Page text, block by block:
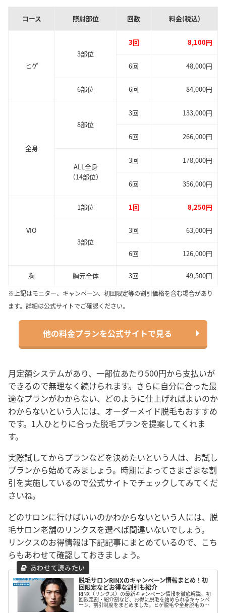
コース 照射部位 回数 料金(税込)
ヒゲ
3部位
3回 8,100円
6回 48,000円
6部位 6回 84,000円
全身
8部位
3回 133,000円
6回 266,000円
ALL全身
（14部位）
3回 178,000円
6回 356,000円
VIO
1部位 1回 8,250円
3部位
3回 63,000円
6回 126,000円
胸 胸元全体 3回 49,500円
※上記はモニター、キャンペーン、初回限定等の割引価格を含む場合があり
ます。詳細は公式サイトでご確認ください。
他の料金プランを公式サイトで見る
月定額システムがあり、一部位あたり500円から支払いが
できるので無理なく続けられます。さらに自分に合った最
適なプランがわからない、どのように仕上げればよいのか
わからないという人には、オーダーメイド脱毛もおすすめ
です。1人ひとりに合った脱毛プランを提案してくれま
す。
実際試してからプランなどを決めたいという人は、お試し
プランから始めてみましょう。時期によってさまざまな割
引を実施しているので公式サイトでチェックしてみてくだ
さいね。
どのサロンに行けばいいのかわからないという人には、脱
毛サロン老舗のリンクスを選べば間違いないでしょう。
リンクスのお得情報は下記記事にまとめているので、こち
らもあわせて確認しておきましょう。
脱毛サロンRINXのキャンペーン情報まとめ！初
回限定などお得な割引も紹介
RINX（リンクス）の最新キャンペーン情報を徹底解説。初
回限定割・紹介割など、お得に脱毛を始められるキャンペ
ーン、割引制度をまとめました。ヒゲ脱毛や全身脱毛の料